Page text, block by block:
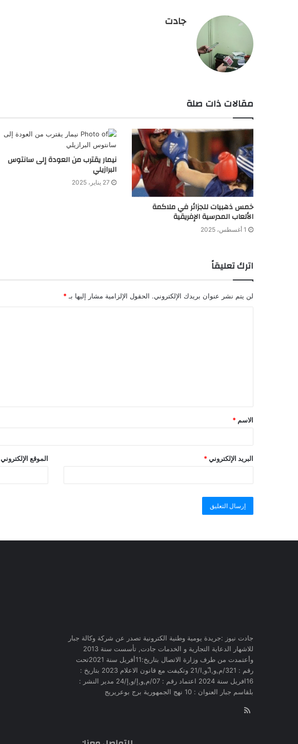
جادت
مقالات ذات صلة
خمس ذهبيات للجزائر في ملاكمة
الألعاب المدرسية الإفريقية
1 أغسطس، 2025
نيمار يقترب من العودة إلى سانتوس
البرازيلي
27 يناير، 2025
اترك تعليقاً
لن يتم نشر عنوان بريدك الإلكتروني. الحقول الإلزامية مشار إليها بـ *
الاسم *
البريد الإلكتروني * الموقع الإلكتروني
جادت نيوز :جريدة يومية وطنية الكترونية تصدر عن شركة وكالة جبار
للاشهار الدعاية التجارية و الخدمات جادت, تأسست سنة 2013
وأعتمدت من طرف وزارة الاتصال بتاريخ:11أفريل سنة 2021تحت
رقم : 321/م,و,ا,ّو,ا/21 وتكيفت مع قانون الاعلام 2023 بتاريخ :
16افريل سنة 2024 اعتماد رقم : 07/م,و,إ/و,إ/24 مدير النشر :
بلقاسم جبار العنوان : 10 نهج الجمهورية برج بوعريريج